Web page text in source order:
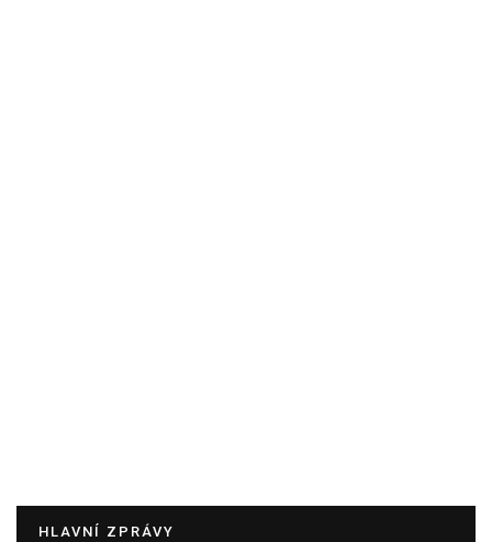
HLAVNÍ ZPRÁVY